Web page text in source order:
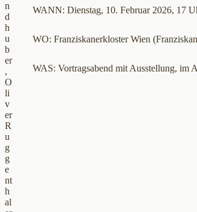
n
d
h
u
b
er
,
O
li
v
er
R
u
g
g
e
nt
h
al
WANN: Dienstag, 10. Februar 2026, 17
WO: Franziskanerkloster Wien
WAS: Vortragsabend mit Ausstellung, im